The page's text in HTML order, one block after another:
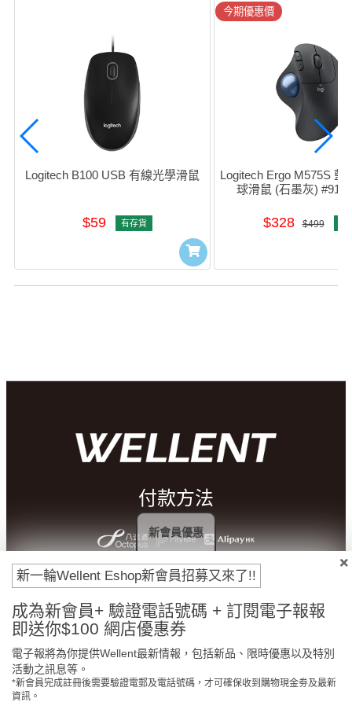
Logitech B100 USB 有線光學滑鼠
$59 有存貨
今期優惠價
Logitech Ergo M575S 藍
球滑鼠 (石墨灰)
$328 $499
付款方法
門市免費自取 原裝行貨保證
新一輪Wellent Eshop新會員招募又來了!!
成為新會員+ 驗證電話號碼 + 訂閱電子報報
即送你$100 網店優惠券
電子報將為你提供Wellent最新情報，包括新品、限時優惠以及特別
活動之訊息等。
*新會員完成註冊後需要驗證電郵及電話號碼，才可確保收到購物現金劵及最新
資訊。
新會員優惠